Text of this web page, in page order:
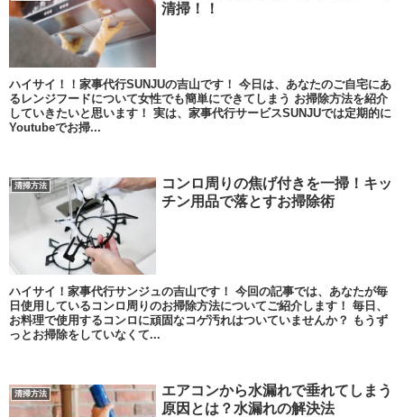
清掃！！
ハイサイ！！家事代行SUNJUの吉山です！ 今日は、あなたのご自宅にあ
るレンジフードについて女性でも簡単にできてしまう お掃除方法を紹介
していきたいと思います！ 実は、家事代行サービスSUNJUでは定期的に
Youtubeでお掃...
清掃方法
コンロ周りの焦げ付きを一掃！キッ
チン用品で落とすお掃除術
ハイサイ！家事代行サンジュの吉山です！ 今回の記事では、あなたが毎
日使用しているコンロ周りのお掃除方法についてご紹介します！ 毎日、
お料理で使用するコンロに頑固なコゲ汚れはついていませんか？ もうず
っとお掃除をしていなくて...
清掃方法
エアコンから水漏れで垂れてしまう
原因とは？水漏れの解決法